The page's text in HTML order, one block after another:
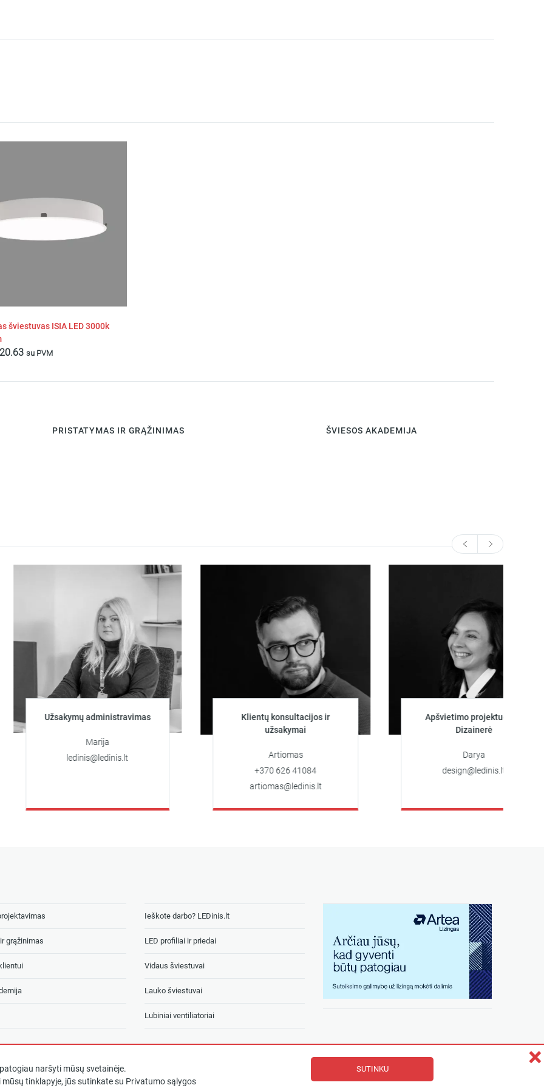
šviestuvas ISIA LED 3000k
su PVM
PRISTATYMAS IR GRĄŽINIMAS ŠVIESOS AKADEMIJA
Užsakymų administravimas
Marija
ledinis@ledinis.lt
Klientų konsultacijos ir
užsakymai
Artiomas
+370 626 41084
artiomas@ledinis.lt
Apšvietimo projektuotoja
Dizainerė
design@ledinis.lt
grąžinimas
Ieškote darbo? LEDinis.lt
LED profiliai ir priedai
Vidaus šviestuvai
Lauko šviestuvai
Lubiniai ventiliatoriai
naršyti mūsų svetainėje.
tinklapyje, jūs sutinkate su Privatumo sąlygos
SUTINKU ×